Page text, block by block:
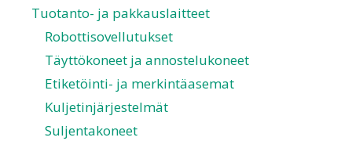
Tuotanto- ja pakkauslaitteet
Robottisovellutukset
Täyttökoneet ja annostelukoneet
Etiketöinti- ja merkintäasemat
Kuljetinjärjestelmät
Suljentakoneet